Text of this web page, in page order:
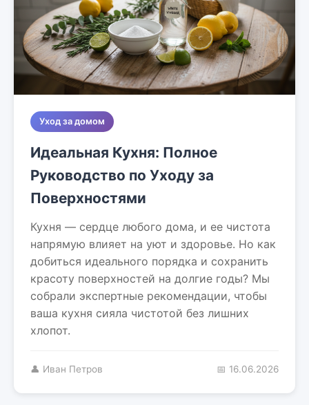
Уход за домом
Идеальная Кухня: Полное
Руководство по Уходу за
Поверхностями
Кухня — сердце любого дома, и ее чистота
напрямую влияет на уют и здоровье. Но как
добиться идеального порядка и сохранить
красоту поверхностей на долгие годы? Мы
собрали экспертные рекомендации, чтобы
ваша кухня сияла чистотой без лишних
хлопот.
👤 Иван Петров 📅 16.06.2026